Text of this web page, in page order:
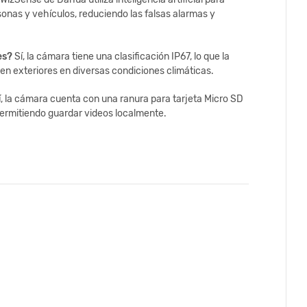
y vehículos, reduciendo las falsas alarmas y
Sí, la cámara tiene una clasificación IP67, lo que la
exteriores en diversas condiciones climáticas.
la cámara cuenta con una ranura para tarjeta Micro SD
guardar videos localmente.